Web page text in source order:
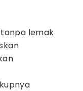
lemak